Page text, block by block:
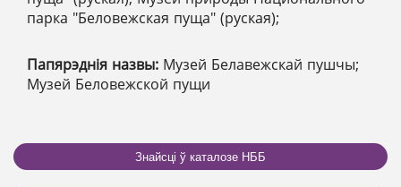
парка "Беловежская пуща" (руская);
Папярэднія назвы: Музей Белавежскай пушчы;
Музей Беловежской пущи
Знайсці ў каталозе НББ